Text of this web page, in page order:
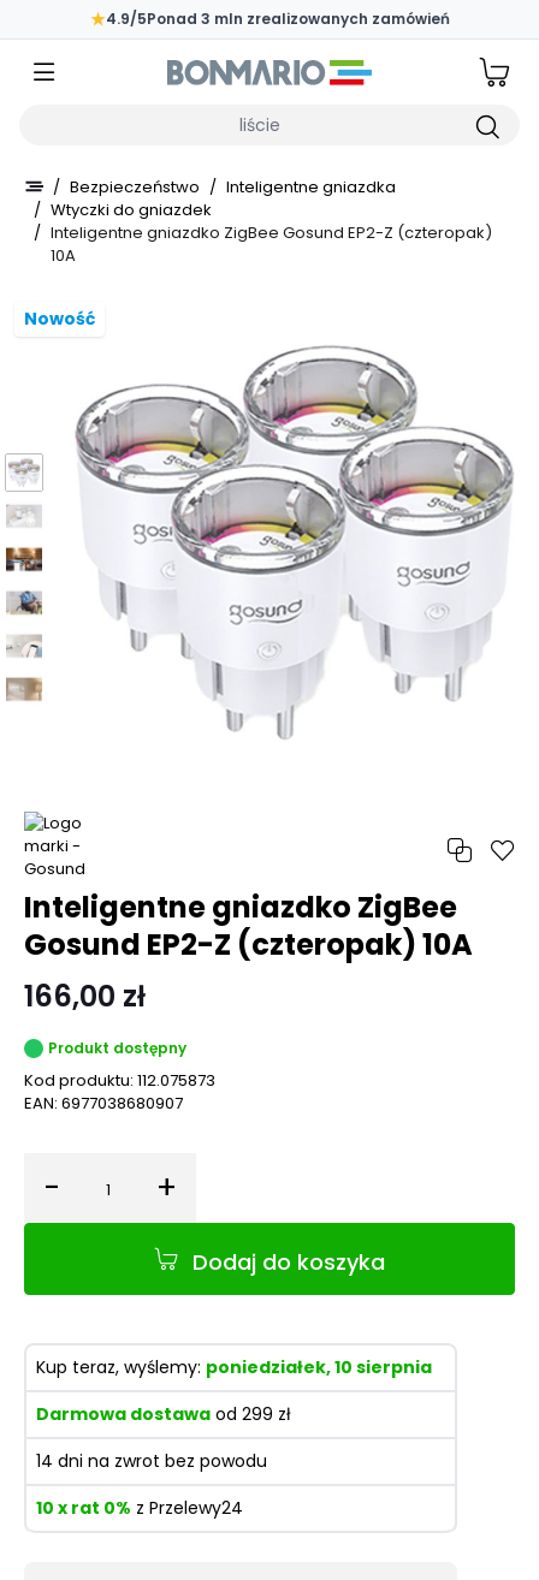
Przejdź do głównej zawartości strony
★4.9/5Ponad 3 mln zrealizowanych zamówień
/ Bezpieczeństwo / Inteligentne gniazdka
/ Wtyczki do gniazdek
/ Inteligentne gniazdko ZigBee Gosund EP2-Z (czteropak)
10A
Inteligentne gniazdko ZigBee
Gosund EP2-Z (czteropak) 10A
166,00 zł
Produkt dostępny
Kod produktu: 112.075873
EAN: 6977038680907
- Ilość +
Dodaj do koszyka
Kup teraz, wyślemy: poniedziałek, 10 sierpnia
Darmowa dostawa od 299 zł
14 dni na zwrot bez powodu
10 x rat 0% z Przelewy24
Nowość